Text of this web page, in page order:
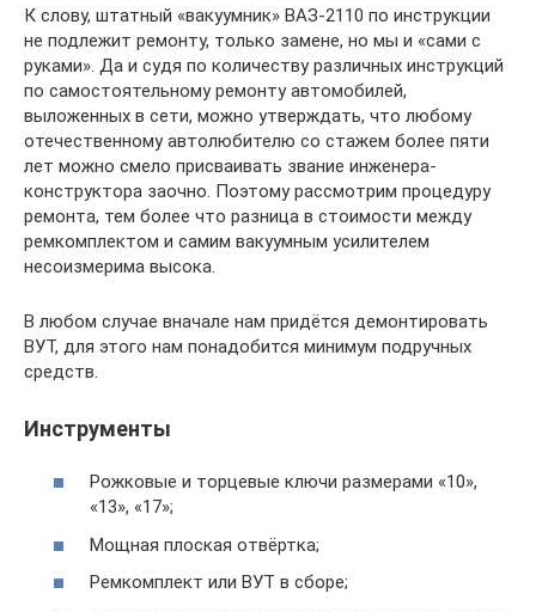
К слову, штатный «вакуумник» ВАЗ-2110 по инструкции
не подлежит ремонту, только замене, но мы и «сами с
руками». Да и судя по количеству различных инструкций
по самостоятельному ремонту автомобилей,
выложенных в сети, можно утверждать, что любому
отечественному автолюбителю со стажем более пяти
лет можно смело присваивать звание инженера-
конструктора заочно. Поэтому рассмотрим процедуру
ремонта, тем более что разница в стоимости между
ремкомплектом и самим вакуумным усилителем
несоизмерима высока.
В любом случае вначале нам придётся демонтировать
ВУТ, для этого нам понадобится минимум подручных
средств.
Инструменты
Рожковые и торцевые ключи размерами «10»,
«13», «17»;
Мощная плоская отвёртка;
Ремкомплект или ВУТ в сборе;